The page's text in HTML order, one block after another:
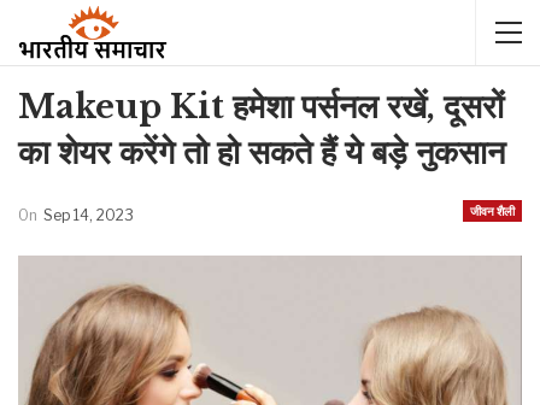
Makeup Kit हमेशा पर्सनल रखें, दूसरों
का शेयर करेंगे तो हो सकते हैं ये बड़े नुकसान
जीवन शैली
On Sep 14, 2023